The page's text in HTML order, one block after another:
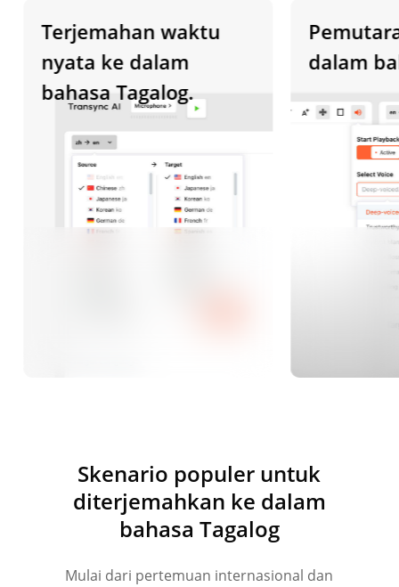
Terjemahan waktu
nyata ke dalam
bahasa Tagalog.
Pemutaran
dalam
Skenario populer untuk
diterjemahkan ke dalam
bahasa Tagalog
Mulai dari pertemuan internasional dan